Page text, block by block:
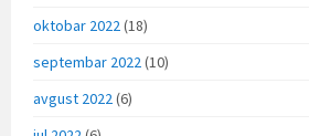
oktobar 2022(18)
septembar 2022(10)
avgust 2022(6)